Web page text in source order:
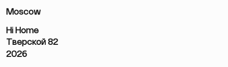
Moscow
Hi Home
Тверской 82
2026